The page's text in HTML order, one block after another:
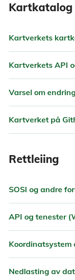
Kartkatalog
Kartverkets
Kartverkets API
Varsel om
Kartverket på
Rettleiing
SOSI og andre
API og tenester
Nedlasting av